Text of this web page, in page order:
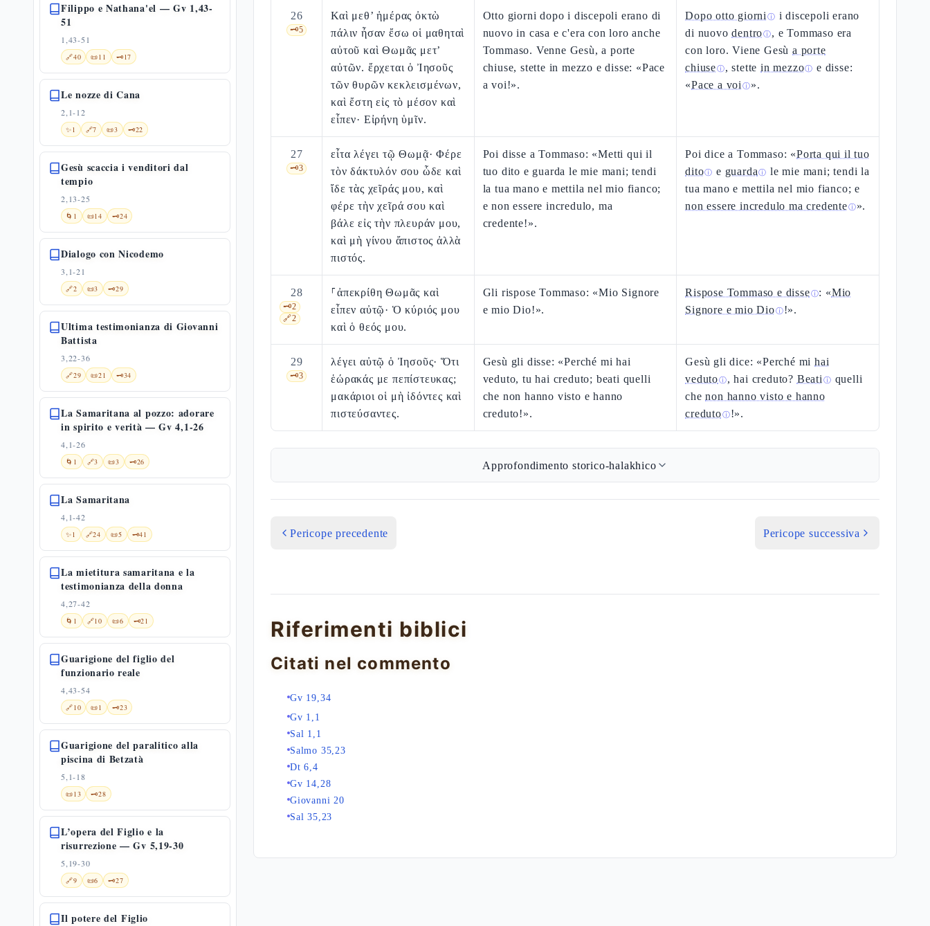
Filippo e Nathana'el — Gv 1,43-
51
1,43-51
🔗40 📜11 🗝️17
Le nozze di Cana
2,1-12
✨1 🔗7 📜3 🗝️22
Gesù scaccia i venditori dal
tempio
2,13-25
🌀 1 📜14 🗝️24
Dialogo con Nicodemo
3,1-21
🔗2 📜3 🗝️29
Ultima testimonianza di Giovanni
Battista
3,22-36
🔗29 📜21 🗝️34
La Samaritana al pozzo: adorare
in spirito e verità — Gv 4,1-26
4,1-26
🌀 1 🔗3 📜3 🗝️26
La Samaritana
4,1-42
✨1 🔗24 📜5 🗝️41
La mietitura samaritana e la
testimonianza della donna
4,27-42
🌀 1 🔗10 📜6 🗝️21
Guarigione del figlio del
funzionario reale
4,43-54
🔗10 📜1 🗝️23
Guarigione del paralitico alla
piscina di Betzatà
5,1-18
📜13 🗝️28
L’opera del Figlio e la
risurrezione — Gv 5,19-30
5,19-30
🔗9 📜6 🗝️27
Il potere del Figlio
26
🗝️5
Καὶ μεθ’ ἡμέρας ὀκτὼ
πάλιν ἦσαν ἔσω οἱ μαθηταὶ
αὐτοῦ καὶ Θωμᾶς μετ’
αὐτῶν. ἔρχεται ὁ Ἰησοῦς
τῶν θυρῶν κεκλεισμένων,
καὶ ἔστη εἰς τὸ μέσον καὶ
εἶπεν· Εἰρήνη ὑμῖν.
Otto giorni dopo i discepoli erano di
nuovo in casa e c'era con loro anche
Tommaso. Venne Gesù, a porte
chiuse, stette in mezzo e disse: «Pace
a voi!».
Dopo otto giorni ⓘ i discepoli erano
di nuovodentroⓘ, e Tommaso era
con loro. Viene Gesùa porte
chiuseⓘ, stettein mezzoⓘ e disse:
«Pace a voi ⓘ».
27
🗝️3
εἶτα λέγει τῷ Θωμᾷ· Φέρε
τὸν δάκτυλόν σου ὧδε καὶ
ἴδε τὰς χεῖράς μου, καὶ
φέρε τὴν χεῖρά σου καὶ
βάλε εἰς τὴν πλευράν μου,
καὶ μὴ γίνου ἄπιστος ἀλλὰ
πιστός.
Poi disse a Tommaso: «Metti qui il
tuo dito e guarda le mie mani; tendi
la tua mano e mettila nel mio fianco;
e non essere incredulo, ma
credente!».
Poi dice a Tommaso: «Porta qui il tuo
ditoⓘ e guarda ⓘ le mie mani; tendi la
tua mano e mettila nel mio fianco; e
non essere incredulo ma credenteⓘ».
28
🗝️2
🔗2
⸀ἀπεκρίθη Θωμᾶς καὶ
εἶπεν αὐτῷ· Ὁ κύριός μου
καὶ ὁ θεός μου.
Gli rispose Tommaso: «Mio Signore
e mio Dio!».
Rispose Tommaso e disseⓘ: «Mio
Signore e mio Dioⓘ!».
29
🗝️3
λέγει αὐτῷ ὁ Ἰησοῦς· Ὅτι
ἑώρακάς με πεπίστευκας;
μακάριοι οἱ μὴ ἰδόντες καὶ
πιστεύσαντες.
Gesù gli disse: «Perché mi hai
veduto, tu hai creduto; beati quelli
che non hanno visto e hanno
creduto!».
Gesù gli dice: «Perché mihai
vedutoⓘ, hai creduto? Beati ⓘ quelli
chenon hanno visto e hanno
credutoⓘ!».
Approfondimento storico-halakhico
Pericope precedente Pericope successiva
Riferimenti biblici
Citati nel commento
Gv 19,34
Gv 1,1
Sal 1,1
Salmo 35,23
Dt 6,4
Gv 14,28
Giovanni 20
Sal 35,23